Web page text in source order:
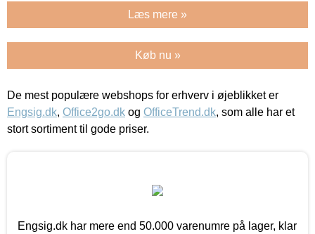
Læs mere »
Køb nu »
De mest populære webshops for erhverv i øjeblikket er
Engsig.dk, Office2go.dk og OfficeTrend.dk, som alle har et
stort sortiment til gode priser.
Engsig.dk har mere end 50.000 varenumre på lager, klar